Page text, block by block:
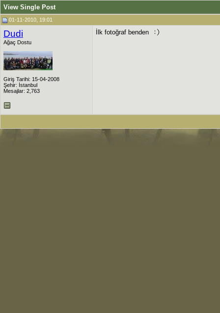
View Single Post
01-11-2010, 19:01
Dudi
Ağaç Dostu
Giriş Tarihi: 15-04-2008
Şehir: İstanbul
Mesajlar: 2,763
İlk fotoğraf benden